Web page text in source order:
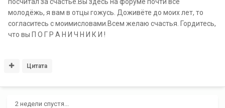
молодёжь, я вам в отцы гожусь. Доживёте до моих лет, то
согласитесь с моимисловами.Всем желаю счастья. Гордитесь,
что вы П О Г Р А Н И Ч Н И К И !
Цитата
2 недели спустя...